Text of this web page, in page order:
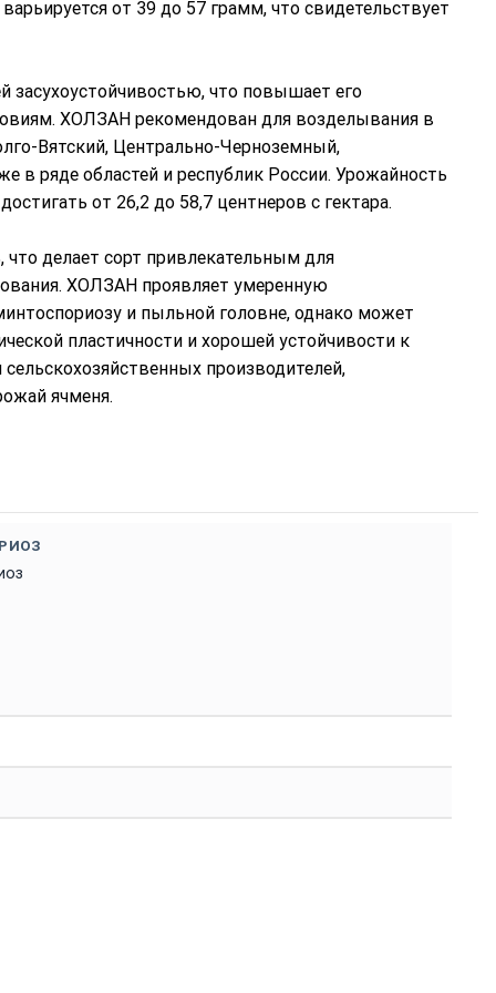
от 39 до 57 грамм, что свидетельствует
засухоустойчивостью, что повышает его
ХОЛЗАН рекомендован для возделывания в
Вятский, Центрально-Черноземный,
в ряде областей и республик России. Урожайность
от 26,2 до 58,7 центнеров с гектара.
что делает сорт привлекательным для
ХОЛЗАН проявляет умеренную
и пыльной головне, однако может
пластичности и хорошей устойчивости к
производителей,
ячменя.